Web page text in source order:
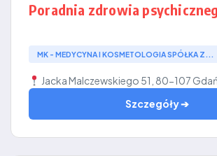
Poradnia zdrowia
MK - MEDYCYNA I KOSMETOLOGIA SPÓŁKA Z...
Jacka Malczewskiego 51, 80-107
Szczegóły ➔